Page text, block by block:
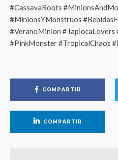
#CassavaRoots
#MinionsYMonstruos
#VeranoMinion #TapiocaLovers
#PinkMonster #TropicalChaos
COMPARTIR
COMPARTIR